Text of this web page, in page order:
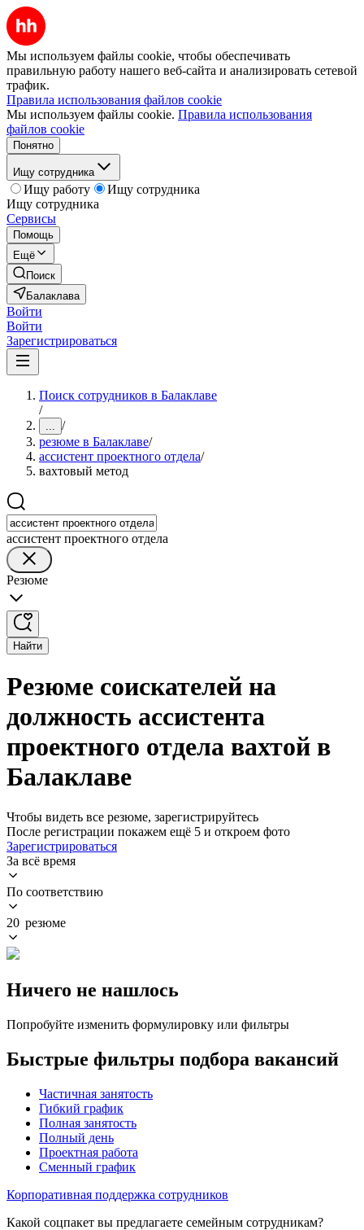
Мы используем файлы cookie, чтобы обеспечивать
правильную работу нашего веб-сайта и анализировать сетевой
трафик.
Правила использования файлов cookie
Мы используем файлы cookie. Правила использования
файлов cookie
Понятно
Ищу сотрудника
Ищу работу
Ищу сотрудника
Ищу сотрудника
Сервисы
Помощь
Ещё
Поиск
Балаклава
Войти
Войти
Зарегистрироваться
Поиск сотрудников в Балаклаве
/
... /
резюме в Балаклаве/
ассистент проектного отдела/
вахтовый метод
ассистент проектного отдела
Резюме
Найти
Резюме соискателей на
должность ассистента
проектного отдела вахтой в
Балаклаве
Чтобы видеть все резюме, зарегистрируйтесь
После регистрации покажем ещё 5 и откроем фото
Зарегистрироваться
За всё время
По соответствию
20 резюме
Ничего не нашлось
Попробуйте изменить формулировку или фильтры
Быстрые фильтры подбора вакансий
Частичная занятость
Гибкий график
Полная занятость
Полный день
Проектная работа
Сменный график
Корпоративная поддержка сотрудников
Какой соцпакет вы предлагаете семейным сотрудникам?